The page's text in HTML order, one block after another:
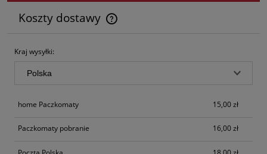
Koszty dostawy
Cena nie zawiera ewentualnych kosztów płatności
Kraj wysyłki:
home Paczkomaty 15,00 zł
Paczkomaty pobranie 16,00 zł